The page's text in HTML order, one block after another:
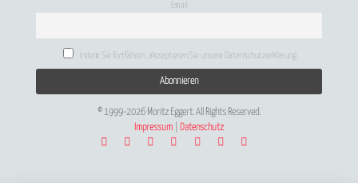
Email
Indem Sie fortfahren, akzeptieren Sie unsere Datenschutzerklärung.
© 1999-2026 Moritz Eggert. All Rights Reserved.
Impressum
Datenschutz